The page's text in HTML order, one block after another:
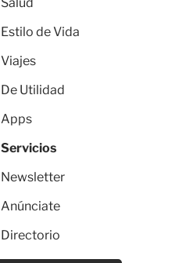
Estilo de Vida
Viajes
De Utilidad
Apps
Servicios
Newsletter
Anúnciate
Directorio